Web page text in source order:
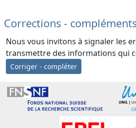
Corrections -
Nous vous invitons à signaler les
transmettre des informations qui
Corriger - compléter